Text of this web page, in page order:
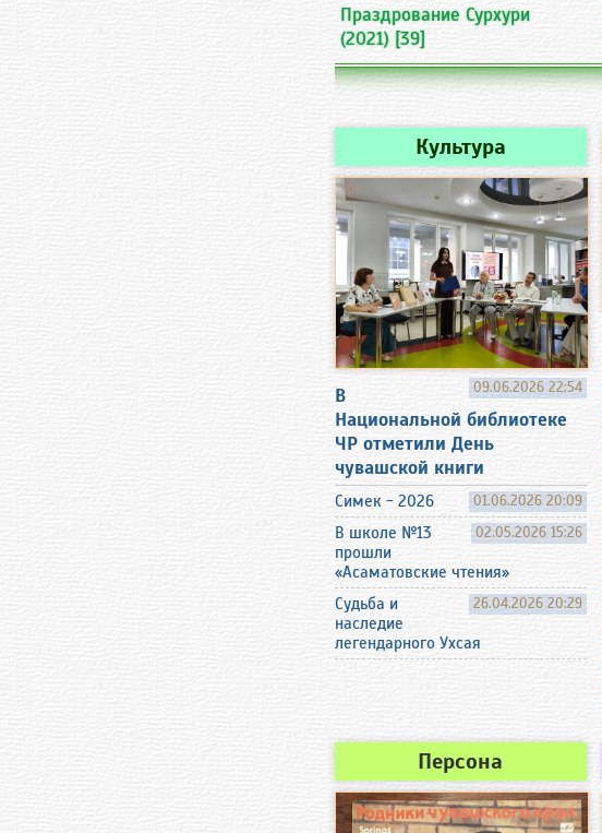
Праздрование Сурхури
(2021) [39]
Культура
09.06.2026 22:54
В
Национальной библиотеке
ЧР отметили День
чувашской книги
01.06.2026 20:09
Симек - 2026
02.05.2026 15:26
В школе №13
прошли
«Асаматовские чтения»
26.04.2026 20:29
Судьба и
наследие
легендарного Ухсая
Персона